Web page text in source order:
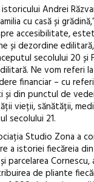
Andrei
cu casă și
accesibilitate,
și dezordine
secolului 20 și
Ne vom referi
financiar – cu
și din punctul de
vieții, sănătății,
secolului 21.
Studio Zona a
a istoriei fiecăreia
parcelarea Cornescu,
de pliante